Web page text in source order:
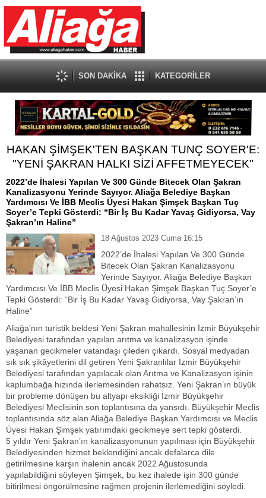
SON DAKİKA KATEGORİLER
HAKAN ŞİMŞEK'TEN BAŞKAN TUNÇ SOYER'E:
"YENİ ŞAKRAN HALKI SİZİ AFFETMEYECEK"
2022’de İhalesi Yapılan Ve 300 Günde Bitecek Olan Şakran
Kanalizasyonu Yerinde Sayıyor. Aliağa Belediye Başkan
Yardımcısı Ve İBB Meclis Üyesi Hakan Şimşek Başkan Tuç
Soyer’e Tepki Gösterdi: “Bir İş Bu Kadar Yavaş Gidiyorsa, Vay
Şakran’ın Haline”
18 Ağustos 2023 Cuma 16:15
2022’de İhalesi Yapılan Ve 300 Günde
Bitecek Olan Şakran Kanalizasyonu
Yerinde Sayıyor. Aliağa Belediye Başkan
Yardımcısı Ve İBB Meclis Üyesi Hakan Şimşek Başkan Tuç Soyer’e
Tepki Gösterdi: “Bir İş Bu Kadar Yavaş Gidiyorsa, Vay Şakran’ın
Haline”
Aliağa’nın turistik beldesi Yeni Şakran mahallesinin İzmir Büyükşehir
Belediyesi tarafından yapılan arıtma ve kanalizasyon işinde
yaşanan gecikmeler vatandaşı çileden çıkardı. Sosyal medyadan
sık sık şikâyetlerini dil getiren Yeni Şakranlılar İzmir Büyükşehir
Belediyesi tarafından yapılacak olan Arıtma ve Kanalizasyon işinin
kaplumbağa hızında ilerlemesinden rahatsız. Yeni Şakran’ın büyük
bir probleme dönüşen bu altyapı eksikliği İzmir Büyükşehir
Belediyesi Meclisinin son toplantısına da yansıdı. Büyükşehir Meclis
toplantısında söz alan Aliağa Belediye Başkan Yardımcısı ve Meclis
Üyesi Hakan Şimşek yatırımdaki gecikmeye sert tepki gösterdi.
5 yıldır Yeni Şakran’ın kanalizasyonunun yapılması için Büyükşehir
Belediyesinden hizmet beklendiğini ancak defalarca dile
getirilmesine karşın ihalenin ancak 2022 Ağustosunda
yapılabildiğini söyleyen Şimşek, bu kez ihalede işin 300 günde
bitirilmesi öngörülmesine rağmen projenin ilerlemediğini söyledi.